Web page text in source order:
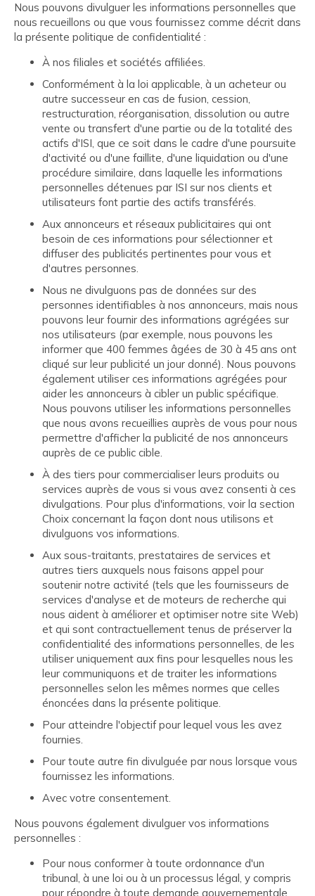
Nous pouvons divulguer les informations personnelles que
nous recueillons ou que vous fournissez comme décrit dans
la présente politique de confidentialité :
À nos filiales et sociétés affiliées.
Conformément à la loi applicable, à un acheteur ou
autre successeur en cas de fusion, cession,
restructuration, réorganisation, dissolution ou autre
vente ou transfert d'une partie ou de la totalité des
actifs d'ISI, que ce soit dans le cadre d'une poursuite
d'activité ou d'une faillite, d'une liquidation ou d'une
procédure similaire, dans laquelle les informations
personnelles détenues par ISI sur nos clients et
utilisateurs font partie des actifs transférés.
Aux annonceurs et réseaux publicitaires qui ont
besoin de ces informations pour sélectionner et
diffuser des publicités pertinentes pour vous et
d'autres personnes.
Nous ne divulguons pas de données sur des
personnes identifiables à nos annonceurs, mais nous
pouvons leur fournir des informations agrégées sur
nos utilisateurs (par exemple, nous pouvons les
informer que 400 femmes âgées de 30 à 45 ans ont
cliqué sur leur publicité un jour donné). Nous pouvons
également utiliser ces informations agrégées pour
aider les annonceurs à cibler un public spécifique.
Nous pouvons utiliser les informations personnelles
que nous avons recueillies auprès de vous pour nous
permettre d'afficher la publicité de nos annonceurs
auprès de ce public cible.
À des tiers pour commercialiser leurs produits ou
services auprès de vous si vous avez consenti à ces
divulgations. Pour plus d'informations, voir la section
Choix concernant la façon dont nous utilisons et
divulguons vos informations.
Aux sous-traitants, prestataires de services et
autres tiers auxquels nous faisons appel pour
soutenir notre activité (tels que les fournisseurs de
services d'analyse et de moteurs de recherche qui
nous aident à améliorer et optimiser notre site Web)
et qui sont contractuellement tenus de préserver la
confidentialité des informations personnelles, de les
utiliser uniquement aux fins pour lesquelles nous les
leur communiquons et de traiter les informations
personnelles selon les mêmes normes que celles
énoncées dans la présente politique.
Pour atteindre l'objectif pour lequel vous les avez
fournies.
Pour toute autre fin divulguée par nous lorsque vous
fournissez les informations.
Avec votre consentement.
Nous pouvons également divulguer vos informations
personnelles :
Pour nous conformer à toute ordonnance d'un
tribunal, à une loi ou à un processus légal, y compris
pour répondre à toute demande gouvernementale